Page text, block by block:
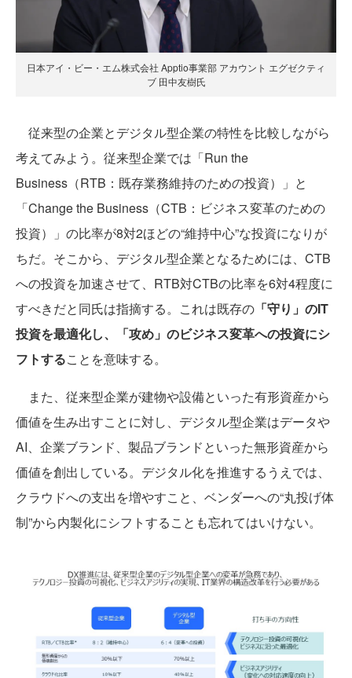
日本アイ・ビー・エム株式会社 Apptio事業部 アカウント エグゼクティ
ブ 田中友樹氏
従来型の企業とデジタル型企業の特性を比較しながら
考えてみよう。従来型企業では「Run the
Business（RTB：既存業務維持のための投資）」と
「Change the Business（CTB：ビジネス変革のための
投資）」の比率が8対2ほどの“維持中心”な投資になりが
ちだ。そこから、デジタル型企業となるためには、CTB
への投資を加速させて、RTB対CTBの比率を6対4程度に
すべきだと同氏は指摘する。これは既存の 「守り」のIT
投資を最適化し、「攻め」のビジネス変革への投資にシ
フトすることを意味する。
また、従来型企業が建物や設備といった有形資産から
価値を生み出すことに対し、デジタル型企業はデータや
AI、企業ブランド、製品ブランドといった無形資産から
価値を創出している。デジタル化を推進するうえでは、
クラウドへの支出を増やすこと、ベンダーへの“丸投げ体
制”から内製化にシフトすることも忘れてはいけない。